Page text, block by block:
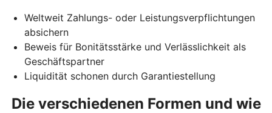
Weltweit Zahlungs- oder Leistungsverpflichtungen
absichern
Beweis für Bonitätsstärke und Verlässlichkeit als
Geschäftspartner
Liquidität schonen durch Garantiestellung
Die verschiedenen Formen und wie